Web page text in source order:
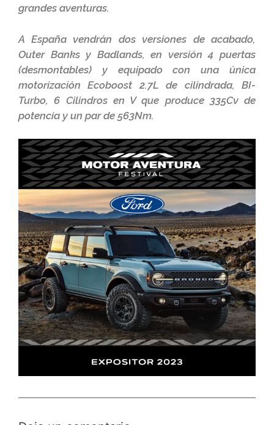
grandes aventuras.
A España vendrán dos versiones de acabado,
Outer Banks y Badlands, en versión 4 puertas
(desmontables) y equipado con una única
motorización Ecoboost 2.7L de cilindrada, BI-
Turbo, 6 Cilindros en V que produce 335Cv de
potencia y un par de 563Nm.